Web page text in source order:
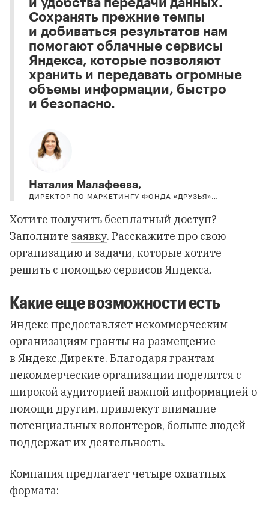
Сохранять прежние темпы
и добиваться результатов нам
помогают облачные сервисы
Яндекса, которые позволяют
хранить и передавать огромные
объемы информации, быстро
и безопасно.
Наталия Малафеева,
ДИРЕКТОР ПО МАРКЕТИНГУ ФОНДА «ДРУЗЬЯ»…
Хотите получить бесплатный доступ?
Заполните заявку. Расскажите про свою
организацию и задачи, которые хотите
решить с помощью сервисов Яндекса.
Какие еще возможности есть
Яндекс предоставляет некоммерческим
организациям гранты на размещение
в Яндекс.Директе. Благодаря грантам
некоммерческие организации поделятся с
широкой аудиторией важной информацией о
помощи другим, привлекут внимание
потенциальных волонтеров, больше людей
поддержат их деятельность.
Компания предлагает четыре охватных
формата: